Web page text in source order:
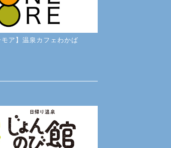
モア】温泉カフェわかば